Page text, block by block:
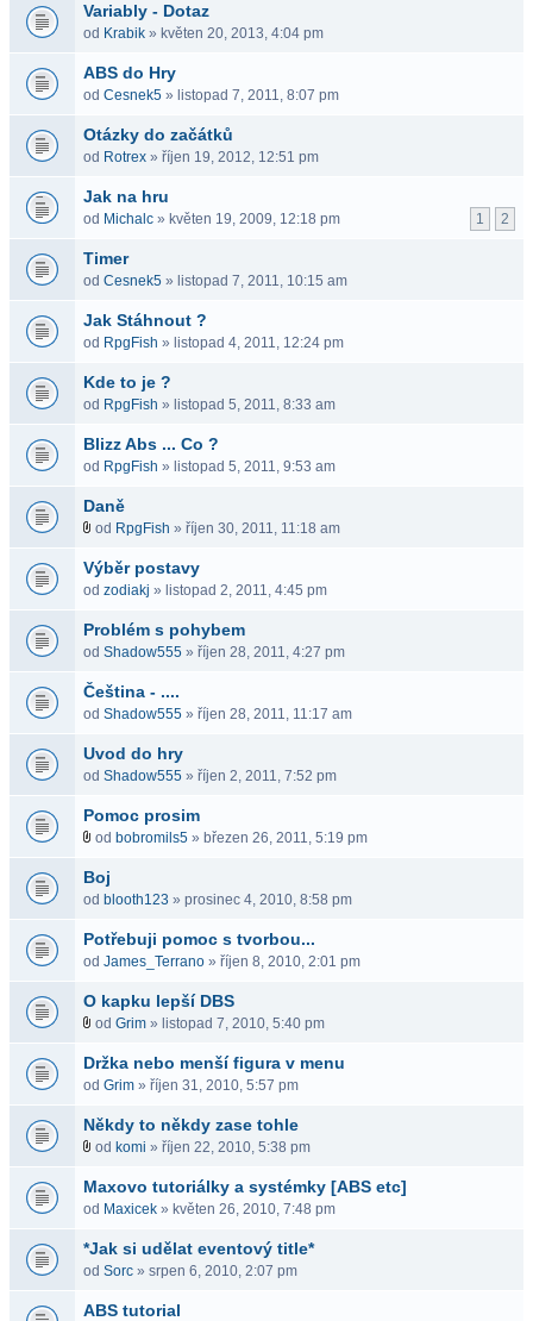
Variably - Dotaz
od Krabik » květen 20, 2013, 4:04 pm
ABS do Hry
od Cesnek5 » listopad 7, 2011, 8:07 pm
Otázky do začátků
od Rotrex » říjen 19, 2012, 12:51 pm
Jak na hru
1 2
od Michalc » květen 19, 2009, 12:18 pm
Timer
od Cesnek5 » listopad 7, 2011, 10:15 am
Jak Stáhnout ?
od RpgFish » listopad 4, 2011, 12:24 pm
Kde to je ?
od RpgFish » listopad 5, 2011, 8:33 am
Blizz Abs ... Co ?
od RpgFish » listopad 5, 2011, 9:53 am
Daně
od RpgFish » říjen 30, 2011, 11:18 am
Výběr postavy
od zodiakj » listopad 2, 2011, 4:45 pm
Problém s pohybem
od Shadow555 » říjen 28, 2011, 4:27 pm
Čeština - ....
od Shadow555 » říjen 28, 2011, 11:17 am
Uvod do hry
od Shadow555 » říjen 2, 2011, 7:52 pm
Pomoc prosim
od bobromils5 » březen 26, 2011, 5:19 pm
Boj
od blooth123 » prosinec 4, 2010, 8:58 pm
Potřebuji pomoc s tvorbou...
od James_Terrano » říjen 8, 2010, 2:01 pm
O kapku lepší DBS
od Grim » listopad 7, 2010, 5:40 pm
Držka nebo menší figura v menu
od Grim » říjen 31, 2010, 5:57 pm
Někdy to někdy zase tohle
od komi » říjen 22, 2010, 5:38 pm
Maxovo tutoriálky a systémky [ABS etc]
od Maxicek » květen 26, 2010, 7:48 pm
*Jak si udělat eventový title*
od Sorc » srpen 6, 2010, 2:07 pm
ABS tutorial